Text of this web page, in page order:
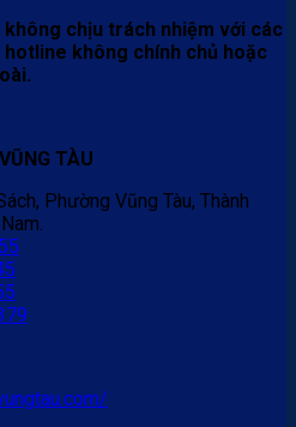
chịu trách nhiệm với các
không chính chủ hoặc
TÀU
Phường Vũng Tàu, Thành